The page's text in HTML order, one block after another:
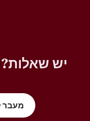
יש שאלות?
מעבר